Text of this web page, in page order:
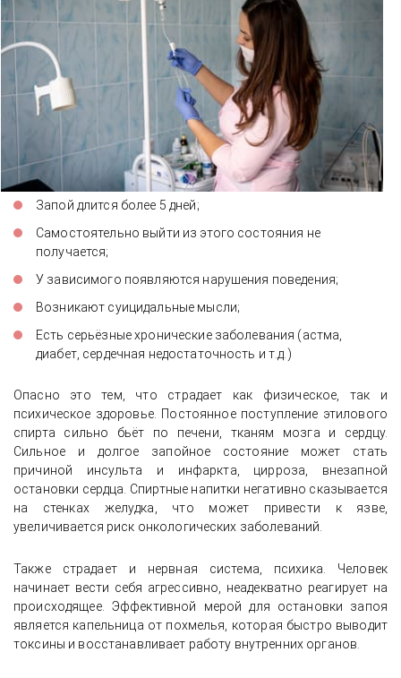
Запой длится более 5 дней;
Самостоятельно выйти из этого состояния не
получается;
У зависимого появляются нарушения поведения;
Возникают суицидальные мысли;
Есть серьёзные хронические заболевания (астма,
диабет, сердечная недостаточность и т.д.)
Опасно это тем, что страдает как физическое, так и
психическое здоровье. Постоянное поступление этилового
спирта сильно бьёт по печени, тканям мозга и сердцу.
Сильное и долгое запойное состояние может стать
причиной инсульта и инфаркта, цирроза, внезапной
остановки сердца. Спиртные напитки негативно сказывается
на стенках желудка, что может привести к язве,
увеличивается риск онкологических заболеваний.
Также страдает и нервная система, психика. Человек
начинает вести себя агрессивно, неадекватно реагирует на
происходящее. Эффективной мерой для остановки запоя
является капельница от похмелья, которая быстро выводит
токсины и восстанавливает работу внутренних органов.